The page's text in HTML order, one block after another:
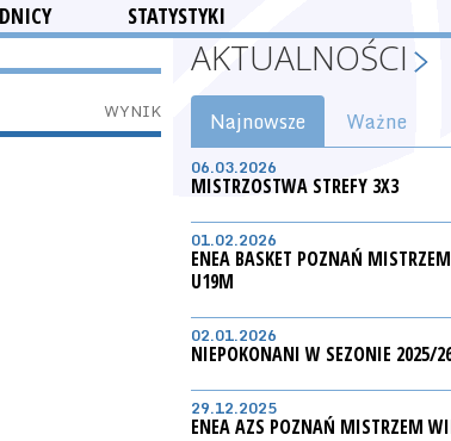
STATYSTYKI
WYNIK
AKTUALNOŚCI
Najnowsze Ważne
06.03.2026
MISTRZOSTWA STREFY 3X3
01.02.2026
ENEA BASKET POZNAŃ
U19M
02.01.2026
NIEPOKONANI W SEZONIE 2025/
29.12.2025
ENEA AZS POZNAŃ MISTRZEM